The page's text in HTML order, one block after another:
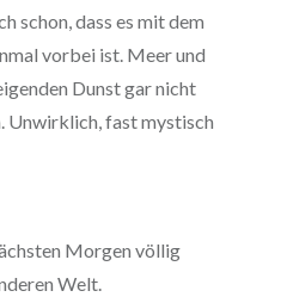
schon, dass es mit dem
vorbei ist. Meer und
Dunst gar nicht
Unwirklich, fast mystisch
Morgen völlig
Welt.